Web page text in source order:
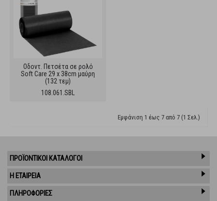
Οδοντ. Πετσέτα σε ρολό
Soft Care 29 x 38cm μαύρη
(132 τεμ)
108.061.SBL
Εμφάνιση 1 έως 7 από 7 (1 Σελ.)
ΠΡΟΪΌΝΤΙΚΟΊ ΚΑΤΆΛΟΓΟΙ
Η ΕΤΑΙΡΕΙΑ
ΠΛΗΡΟΦΟΡΙΕΣ